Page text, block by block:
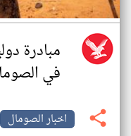
مبادرة
في
اخبار الصومال